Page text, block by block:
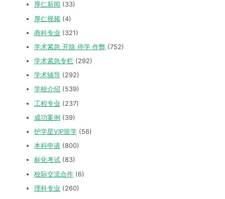
厚仁新闻 (33)
厚仁视频 (4)
商科专业 (321)
学术紧急 开除 停学 作弊 (752)
学术紧急专栏 (292)
学术辅导 (292)
学校介绍 (539)
工程专业 (237)
成功案例 (39)
护学星VIP留学 (56)
本科申请 (800)
标化考试 (83)
校际交流合作 (6)
理科专业 (260)